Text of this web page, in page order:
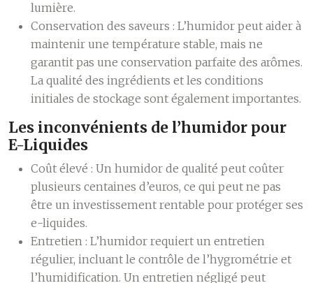
lumière.
Conservation des saveurs : L’humidor peut aider à
maintenir une température stable, mais ne
garantit pas une conservation parfaite des arômes.
La qualité des ingrédients et les conditions
initiales de stockage sont également importantes.
Les inconvénients de l’humidor pour
E-Liquides
Coût élevé : Un humidor de qualité peut coûter
plusieurs centaines d’euros, ce qui peut ne pas
être un investissement rentable pour protéger ses
e-liquides.
Entretien : L’humidor requiert un entretien
régulier, incluant le contrôle de l’hygrométrie et
l’humidification. Un entretien négligé peut